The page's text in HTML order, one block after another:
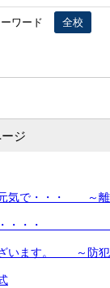
ワード 全校
ジ
気で・・・ ～離
ます・・・・
います。 ～防犯